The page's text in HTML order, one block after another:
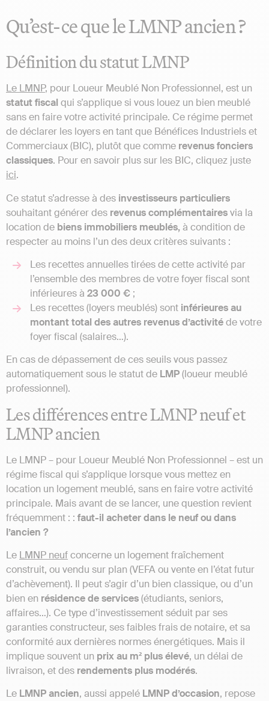
Qu’est-ce que le LMNP ancien ?
Définition du statut LMNP
Le LMNP, pour Loueur Meublé Non Professionnel, est un
statut fiscal qui s’applique si vous louez un bien meublé
sans en faire votre activité principale. Ce régime permet
de déclarer les loyers en tant que Bénéfices Industriels et
Commerciaux (BIC), plutôt que comme revenusfonciers
classiques. Pour en savoir plus sur les BIC, cliquez juste
ici.
Ce statut s’adresse à des investisseurs particuliers
souhaitant générer des revenus complémentairesvia la
location de biens immobiliers meublés,à condition de
respecter au moins l’un des deux critères suivants :
Les recettes annuelles tirées de cette activité par
l’ensemble des membres de votre foyer fiscal sont
inférieures à 23 000 € ;
Les recettes (loyers meublés) sont inférieures au
montant total des autres revenus d’activitéde votre
foyer fiscal (salaires…).
En cas de dépassement de ces seuils vous passez
automatiquement sous le statut de LMP(loueur meublé
professionnel).
Les différences entre LMNP neuf et
LMNP ancien
Le LMNP – pour Loueur Meublé Non Professionnel – est un
régime fiscal qui s’applique lorsque vous mettez en
location un logement meublé, sans en faire votre activité
principale. Mais avant de se lancer, une question revient
fréquemment : : faut-il acheter dans le neuf ou dans
l’ancien ?
Le LMNP neufconcerne un logement fraîchement
construit, ou vendu sur plan (VEFA ou vente en l’état futur
d’achèvement). Il peut s’agir d’un bien classique, ou d’un
bien en résidence de services(étudiants, seniors,
affaires…). Ce type d’investissement séduit par ses
garanties constructeur, ses faibles frais de notaire, et sa
conformité aux dernières normes énergétiques. Mais il
implique souvent un prix au m² plus élevé, un délai de
livraison, et des rendements plus modérés.
Le LMNP ancien, aussi appelé LMNP d’occasion, repose